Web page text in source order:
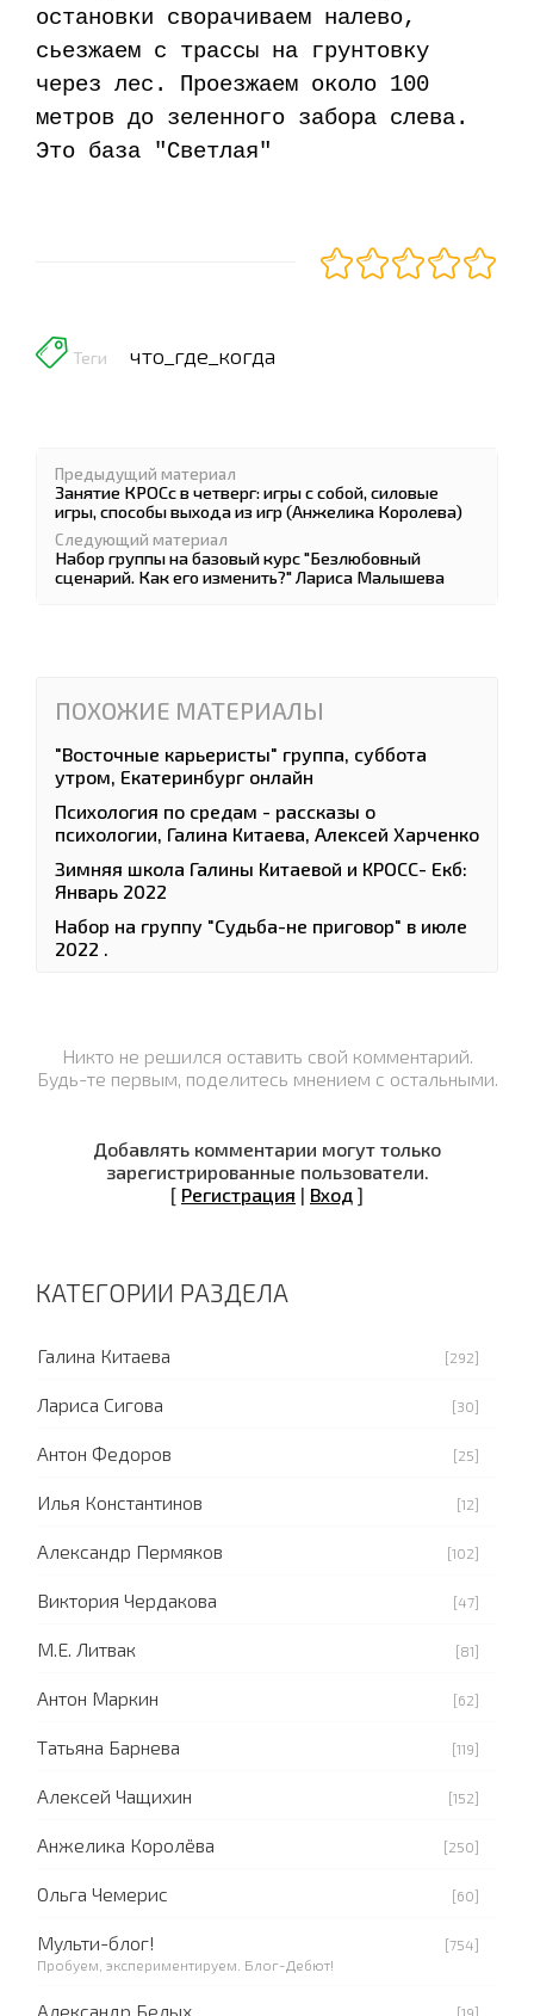
остановки сворачиваем налево,
сьезжаем с трассы на грунтовку
через лес. Проезжаем около 100
метров до зеленного забора слева.
Это база "Светлая"
Теги что_где_когда
Предыдущий материал
Занятие КРОСс в четверг: игры с собой, силовые
игры, способы выхода из игр (Анжелика Королева)
Следующий материал
Набор группы на базовый курс "Безлюбовный
сценарий. Как его изменить?" Лариса Малышева
ПОХОЖИЕ МАТЕРИАЛЫ
"Восточные карьеристы" группа, суббота
утром, Екатеринбург онлайн
Психология по средам - рассказы о
психологии, Галина Китаева, Алексей Харченко
Зимняя школа Галины Китаевой и КРОСС- Екб:
Январь 2022
Набор на группу "Судьба-не приговор" в июле
2022 .
Никто не решился оставить свой комментарий.
Будь-те первым, поделитесь мнением с остальными.
Добавлять комментарии могут только
зарегистрированные пользователи.
[ Регистрация | Вход ]
КАТЕГОРИИ РАЗДЕЛА
Галина Китаева [292]
Лариса Сигова [30]
Антон Федоров [25]
Илья Константинов [12]
Александр Пермяков [102]
Виктория Чердакова [47]
М.Е. Литвак [81]
Антон Маркин [62]
Татьяна Барнева [119]
Алексей Чащихин [152]
Анжелика Королёва [250]
Ольга Чемерис [60]
Мульти-блог!
[754]
Пробуем, экспериментируем. Блог-Дебют!
Александр Белых [19]